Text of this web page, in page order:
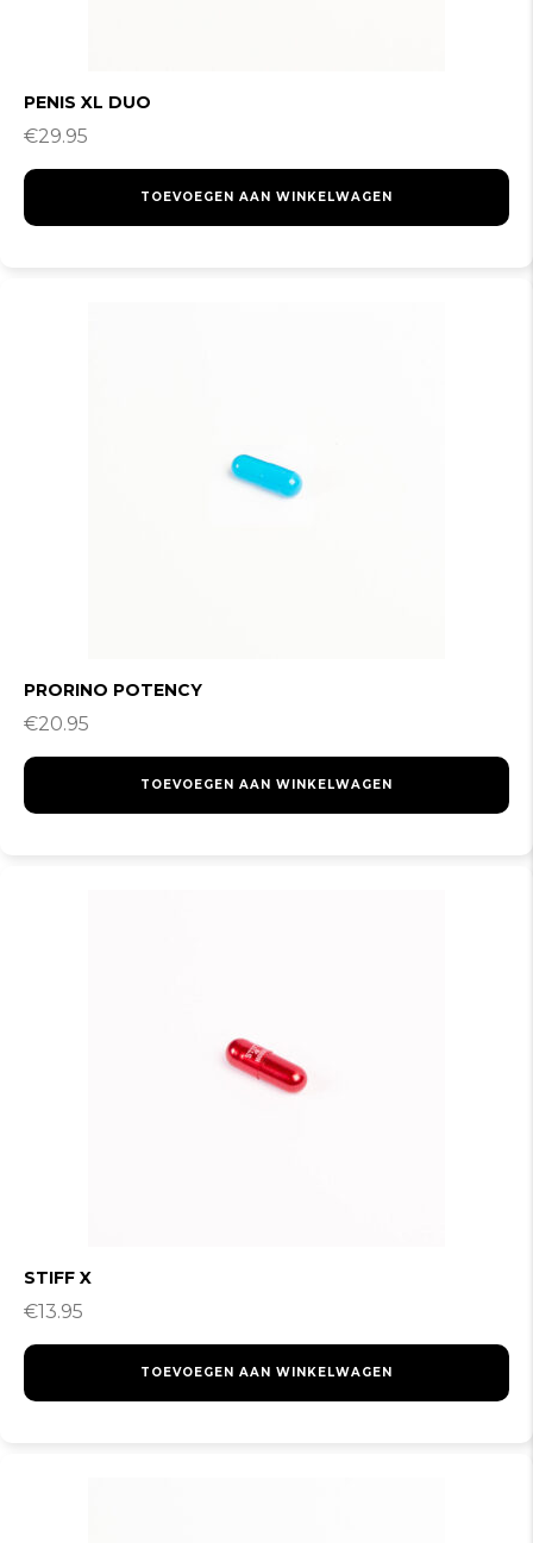
PENIS XL DUO
€29.95
TOEVOEGEN AAN WINKELWAGEN
PRORINO POTENCY
€20.95
TOEVOEGEN AAN WINKELWAGEN
STIFF X
€13.95
TOEVOEGEN AAN WINKELWAGEN